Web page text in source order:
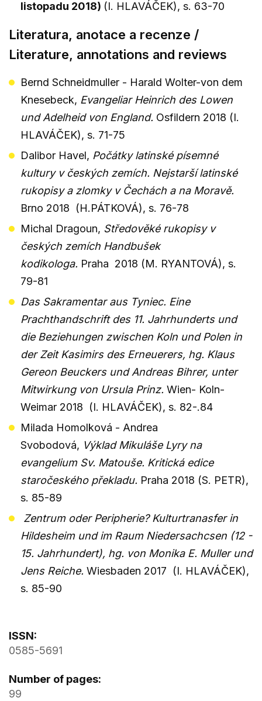
listopadu 2018) (I. HLAVÁČEK), s. 63-70
Literatura, anotace a recenze /
Literature, annotations and reviews
Bernd Schneidmuller - Harald Wolter-von dem
Knesebeck, Evangeliar Heinrich des Lowen
und Adelheid von England. Osfildern 2018 (I.
HLAVÁČEK), s. 71-75
Dalibor Havel, Počátky latinské písemné
kultury v českých zemích. Nejstarší latinské
rukopisy a zlomky v Čechách a na Moravě.
Brno 2018 (H.PÁTKOVÁ), s. 76-78
Michal Dragoun, Středověké rukopisy v
českých zemích Handbušek
kodikologa. Praha 2018 (M. RYANTOVÁ), s.
79-81
Das Sakramentar aus Tyniec. Eine
Prachthandschrift des 11. Jahrhunderts und
die Beziehungen zwischen Koln und Polen in
der Zeit Kasimirs des Erneuerers, hg. Klaus
Gereon Beuckers und Andreas Bihrer, unter
Mitwirkung von Ursula Prinz. Wien- Koln-
Weimar 2018 (I. HLAVÁČEK), s. 82-.84
Milada Homolková - Andrea
Svobodová, Výklad Mikuláše Lyry na
evangelium Sv. Matouše. Kritická edice
staročeského překladu. Praha 2018 (S. PETR),
s. 85-89
Zentrum oder Peripherie? Kulturtranasfer in
Hildesheim und im Raum Niedersachcsen (12 -
15. Jahrhundert), hg. von Monika E. Muller und
Jens Reiche. Wiesbaden 2017 (I. HLAVÁČEK),
s. 85-90
ISSN:
0585-5691
Number of pages:
99